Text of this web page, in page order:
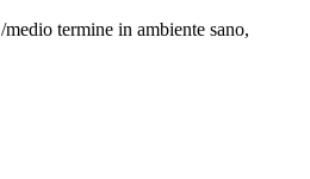
termine in ambiente sano,